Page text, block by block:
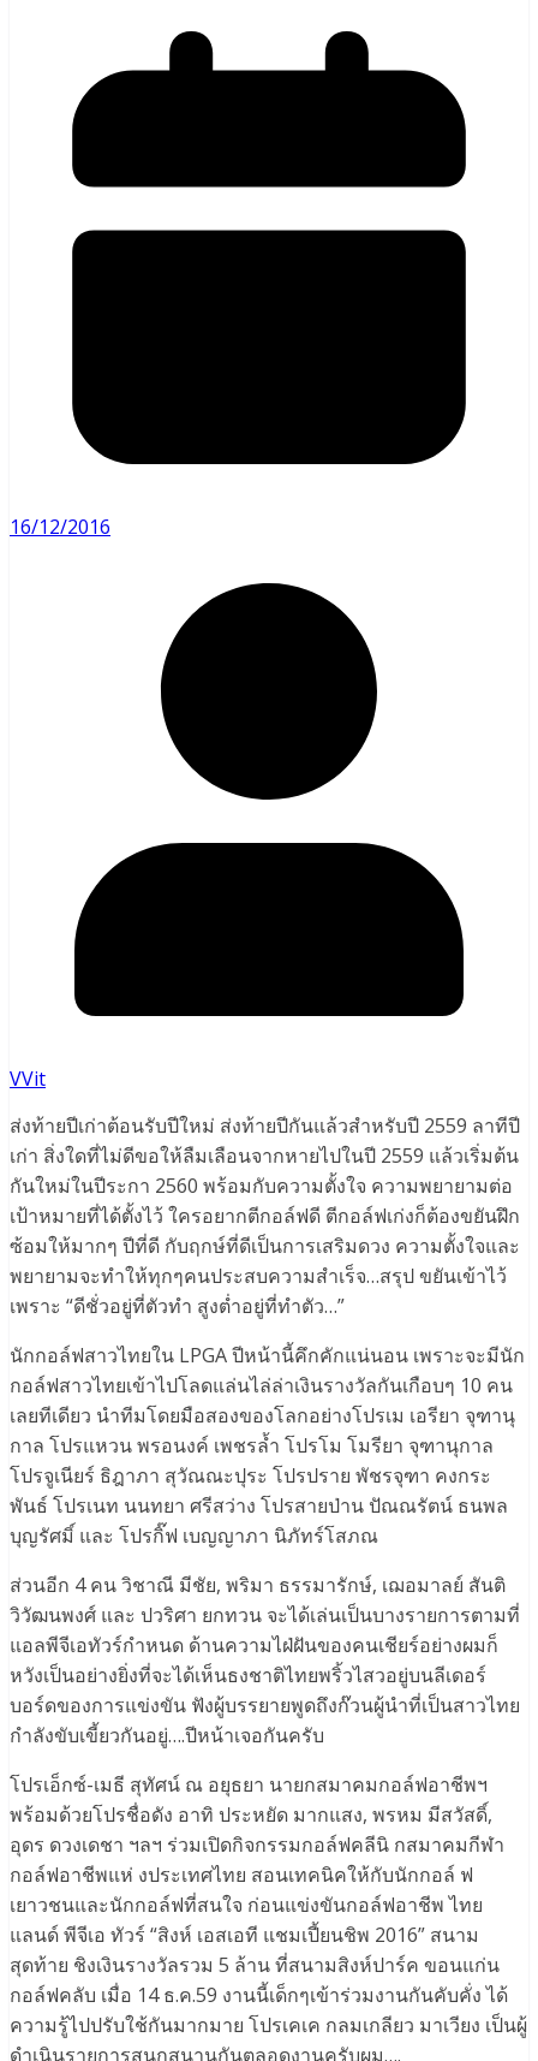
16/12/2016
VVit
ส่งท้ายปีเก่าต้อนรับปีใหม่ ส่งท้ายปีกันแล้วสำหรับปี 2559 ลาทีปี
เก่า สิ่งใดที่ไม่ดีขอให้ลืมเลือนจากหายไปในปี 2559 แล้วเริ่มต้น
กันใหม่ในปีระกา 2560 พร้อมกับความตั้งใจ ความพยายามต่อ
เป้าหมายที่ได้ตั้งไว้ ใครอยากตีกอล์ฟดี ตีกอล์ฟเก่งก็ต้องขยันฝึก
ซ้อมให้มากๆ ปีที่ดี กับฤกษ์ที่ดีเป็นการเสริมดวง ความตั้งใจและ
พยายามจะทำให้ทุกๆคนประสบความสำเร็จ…สรุป ขยันเข้าไว้
เพราะ “ดีชั่วอยู่ที่ตัวทำ สูงต่ำอยู่ที่ทำตัว…”
นักกอล์ฟสาวไทยใน LPGA ปีหน้านี้คึกคักแน่นอน เพราะจะมีนัก
กอล์ฟสาวไทยเข้าไปโลดแล่นไล่ล่าเงินรางวัลกันเกือบๆ 10 คน
เลยทีเดียว นำทีมโดยมือสองของโลกอย่างโปรเม เอรียา จุฑานุ
กาล โปรแหวน พรอนงค์ เพชรล้ำ โปรโม โมรียา จุฑานุกาล
โปรจูเนียร์ ธิฎาภา สุวัณณะปุระ โปรปราย พัชรจุฑา คงกระ
พันธ์ โปรเนท นนทยา ศรีสว่าง โปรสายป่าน ปัณณรัตน์ ธนพล
บุญรัศมิ์ และ โปรกิ๊ฟ เบญญาภา นิภัทร์โสภณ
ส่วนอีก 4 คน วิชาณี มีชัย, พริมา ธรรมารักษ์, เฌอมาลย์ สันติ
วิวัฒนพงศ์ และ ปวริศา ยกทวน จะได้เล่นเป็นบางรายการตามที่
แอลพีจีเอทัวร์กำหนด ด้านความไฝ่ฝันของคนเชียร์อย่างผมก็
หวังเป็นอย่างยิ่งที่จะได้เห็นธงชาติไทยพริ้วไสวอยู่บนลีเดอร์
บอร์ดของการแข่งขัน ฟังผู้บรรยายพูดถึงก๊วนผู้นำที่เป็นสาวไทย
กำลังขับเขี้ยวกันอยู่….ปีหน้าเจอกันครับ
โปรเอ็กซ์-เมธี สุทัศน์ ณ อยุธยา นายกสมาคมกอล์ฟอาชีพฯ
พร้อมด้วยโปรชื่อดัง อาทิ ประหยัด มากแสง, พรหม มีสวัสดิ์,
อุดร ดวงเดชา ฯลฯ ร่วมเปิดกิจกรรมกอล์ฟคลีนิ กสมาคมกีฬา
กอล์ฟอาชีพแห่ งประเทศไทย สอนเทคนิคให้กับนักกอล์ ฟ
เยาวชนและนักกอล์ฟที่สนใจ ก่อนแข่งขันกอล์ฟอาชีพ ไทย
แลนด์ พีจีเอ ทัวร์ “สิงห์ เอสเอที แชมเปี้ยนชิพ 2016” สนาม
สุดท้าย ชิงเงินรางวัลรวม 5 ล้าน ที่สนามสิงห์ปาร์ค ขอนแก่น
กอล์ฟคลับ เมื่อ 14 ธ.ค.59 งานนี้เด็กๆเข้าร่วมงานกันคับคั่ง ได้
ความรู้ไปปรับใช้กันมากมาย โปรเคเค กลมเกลียว มาเวียง เป็นผู้
ดำเนินรายการสนุกสนานกันตลอดงานครับผม….